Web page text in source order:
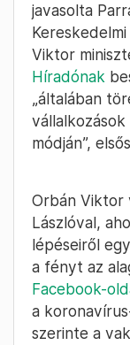
javasolta
Viktor
Híradónak
„általában
módján”,
Orbán Viktor
Lászlóval,
lépéseiről
a fényt az
Facebook-
a
szerinte a